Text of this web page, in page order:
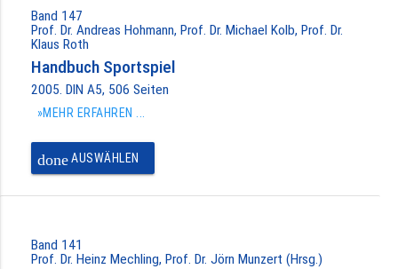
Band 147
Prof. Dr. Andreas Hohmann, Prof. Dr. Michael Kolb, Prof. Dr.
Klaus Roth
Handbuch Sportspiel
2005. DIN A5, 506 Seiten
»MEHR ERFAHREN ...
doneAUSWÄHLEN
Band 141
Prof. Dr. Heinz Mechling, Prof. Dr. Jörn Munzert (Hrsg.)